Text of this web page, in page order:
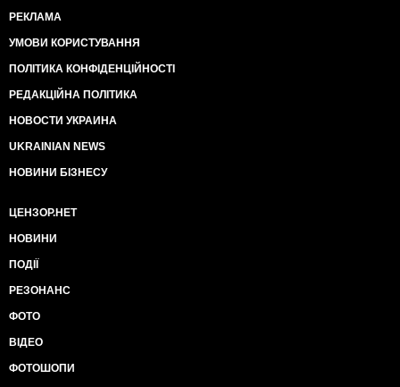
РЕКЛАМА
УМОВИ КОРИСТУВАННЯ
ПОЛІТИКА КОНФІДЕНЦІЙНОСТІ
РЕДАКЦІЙНА ПОЛІТИКА
НОВОСТИ УКРАИНА
UKRAINIAN NEWS
НОВИНИ БІЗНЕСУ
ЦЕНЗОР.НЕТ
НОВИНИ
ПОДІЇ
РЕЗОНАНС
ФОТО
ВІДЕО
ФОТОШОПИ